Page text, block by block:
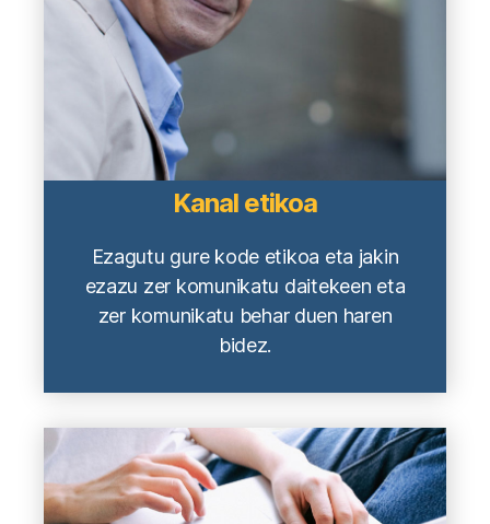
Kanal etikoa
Ezagutu gure kode etikoa eta jakin
ezazu zer komunikatu daitekeen eta
zer komunikatu behar duen haren
bidez.